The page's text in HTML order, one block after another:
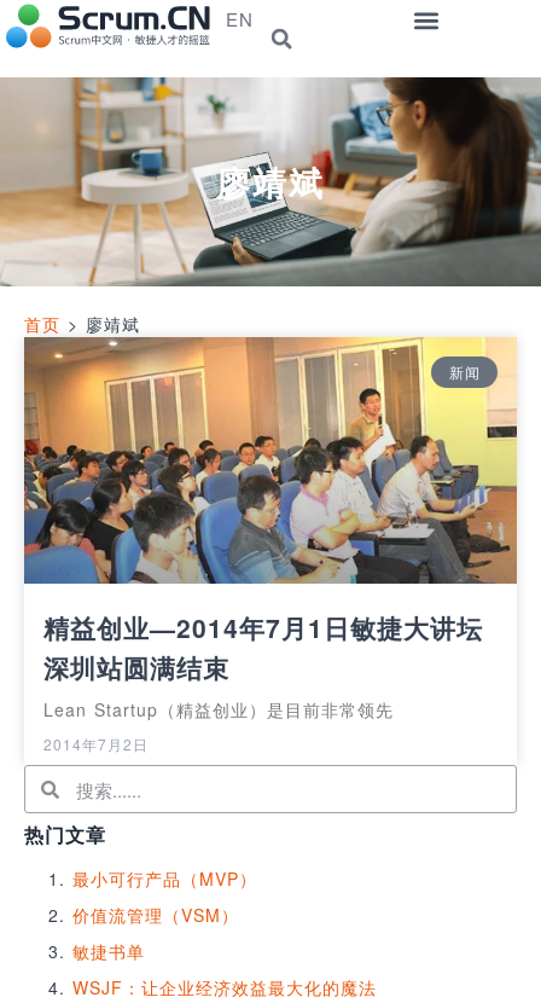
EN
廖靖斌
首页 > 廖靖斌
新闻
精益创业—2014年7月1日敏捷大讲坛
深圳站圆满结束
Lean Startup（精益创业）是目前非常领先
2014年7月2日
热门文章
最小可行产品（MVP）
价值流管理（VSM）
敏捷书单
WSJF：让企业经济效益最大化的魔法